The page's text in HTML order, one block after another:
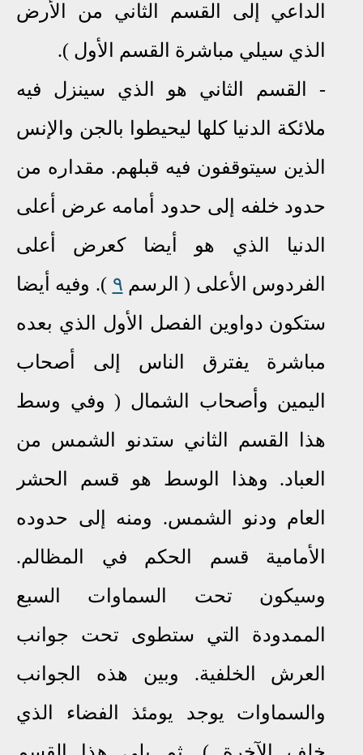
الداعي إلى القسم الثاني من الأرض
الذي سيلي مباشرة القسم الأول ).
-
القسم الثاني هو الذي سينزل فيه
ملائكة الدنيا كلها ليحيطوا بالجن والإنس
الذين سيتوقفون فيه قبلهم. مقداره من
حدود خلفه إلى حدود أمامه عرض أعلى
الدنيا الذي هو أيضا كعرض أعلى
الفردوس الأعلى ( الرسم ٩ ). وفيه أيضا
ستكون دواوين الفصل الأول الذي بعده
مباشرة يفترق الناس إلى أصحاب
اليمين وأصحاب الشمال ( وفي وسط
هذا القسم الثاني ستدنو الشمس من
العباد. وهذا الوسط هو قسم الحشر
العام ودنو الشمس. ومنه إلى حدوده
الأمامية قسم الحكم في المظالم.
وسيكون تحت السماوات السبع
الممدودة التي ستطوى تحت جوانب
العرش الخلفية. وبين هذه الجوانب
والسماوات يوجد يومئذ الفضاء الذي